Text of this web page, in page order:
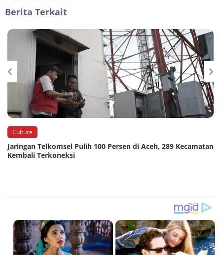
Berita Terkait
Culture
Jaringan Telkomsel Pulih 100 Persen di Aceh, 289 Kecamatan
Kembali Terkoneksi